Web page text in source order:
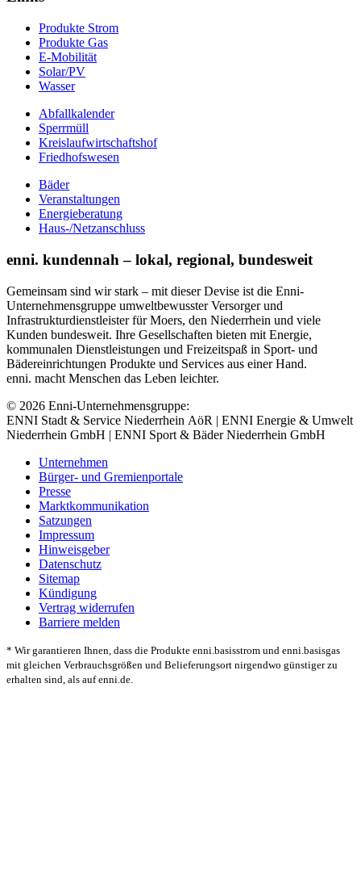
Produkte Strom
Produkte Gas
E-Mobilität
Solar/PV
Wasser
Abfallkalender
Sperrmüll
Kreislaufwirtschaftshof
Friedhofswesen
Bäder
Veranstaltungen
Energieberatung
Haus-/Netzanschluss
enni. kundennah – lokal, regional, bundesweit
Gemeinsam sind wir stark – mit dieser Devise ist die Enni-
Unternehmensgruppe umweltbewusster Versorger und
Infrastrukturdienstleister für Moers, den Niederrhein und viele
Kunden bundesweit. Ihre Gesellschaften bieten mit Energie,
kommunalen Dienstleistungen und Freizeitspaß in Sport- und
Bädereinrichtungen Produkte und Services aus einer Hand.
enni. macht Menschen das Leben leichter.
© 2026 Enni-Unternehmensgruppe:
ENNI Stadt & Service Niederrhein AöR | ENNI Energie & Umwelt
Niederrhein GmbH | ENNI Sport & Bäder Niederrhein GmbH
Unternehmen
Bürger- und Gremienportale
Presse
Marktkommunikation
Satzungen
Impressum
Hinweisgeber
Datenschutz
Sitemap
Kündigung
Vertrag widerrufen
Barriere melden
* Wir garantieren Ihnen, dass die Produkte enni.basisstrom und enni.basisgas
mit gleichen Verbrauchsgrößen und Belieferungsort nirgendwo günstiger zu
erhalten sind, als auf enni.de.